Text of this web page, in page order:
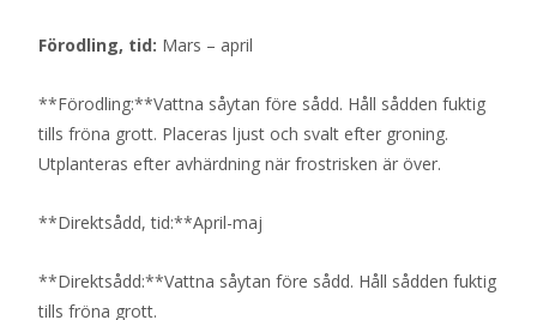
Förodling, tid: Mars – april
**Förodling:**Vattna såytan före sådd. Håll sådden fuktig
tills fröna grott. Placeras ljust och svalt efter groning.
Utplanteras efter avhärdning när frostrisken är över.
**Direktsådd, tid:**April-maj
**Direktsådd:**Vattna såytan före sådd. Håll sådden fuktig
tills fröna grott.